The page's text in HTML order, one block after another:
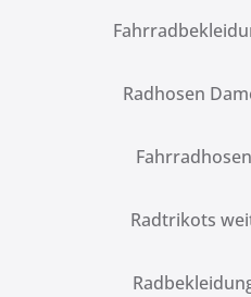
Radhosen
Radtrikots